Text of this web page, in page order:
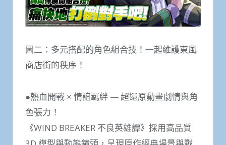
圖二：多元搭配的角色組合技！一起維護東風
商店街的秩序！
●熱血開戰 × 情誼羈絆 — 超還原動畫劇情與角
色張力！
《WIND BREAKER 不良英雄譚》採用高品質